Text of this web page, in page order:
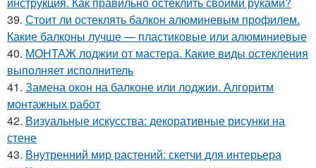
39. Стоит ли остеклять балкон алюминевым профилем.
Какие балконы лучше — пластиковые или алюминиевые
40. МОНТАЖ лоджии от мастера. Какие виды остекления
выполняет исполнитель
41. Замена окон на балконе или лоджии. Алгоритм
монтажных работ
42. Визуальные искусства: декоративные рисунки на
стене
43. Внутренний мир растений: скетчи для интерьера